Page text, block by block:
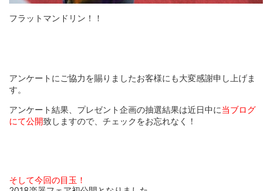
フラットマンドリン！！
アンケートにご協力を賜りましたお客様にも大変感謝申し上げま
す。
アンケート結果、プレゼント企画の抽選結果は近日中に当ブログ
にて公開致しますので、チェックをお忘れなく！
そして今回の目玉！